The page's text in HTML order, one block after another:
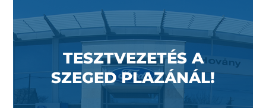
TESZTVEZETÉS A
SZEGED PLAZÁNÁL!